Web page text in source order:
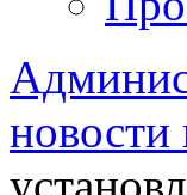
новости